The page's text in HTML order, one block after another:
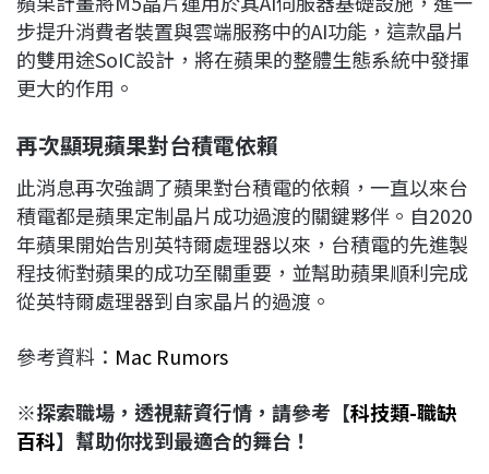
步提升消費者裝置與雲端服務中的AI功能，這款晶片
的雙用途SoIC設計，將在蘋果的整體生態系統中發揮
更大的作用。
再次顯現蘋果對台積電依賴
此消息再次強調了蘋果對台積電的依賴，一直以來台
積電都是蘋果定制晶片成功過渡的關鍵夥伴。自2020
年蘋果開始告別英特爾處理器以來，台積電的先進製
程技術對蘋果的成功至關重要，並幫助蘋果順利完成
從英特爾處理器到自家晶片的過渡。
參考資料： Mac Rumors
※探索職場，透視薪資行情，請參考【科技類-職缺
百科】幫助你找到最適合的舞台！